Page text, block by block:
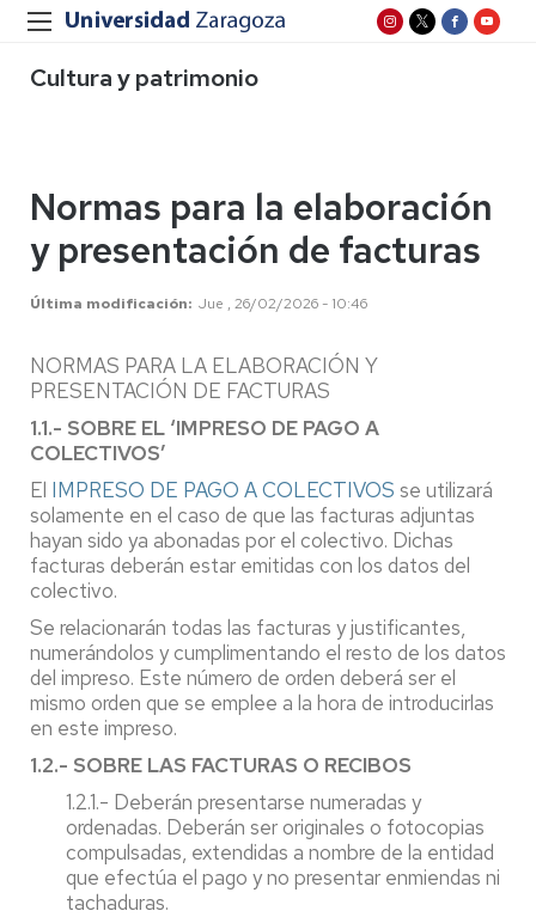
Cultura y patrimonio
Normas para la elaboración
y presentación de facturas
Última modificación Jue , 26/02/2026 - 10:46
NORMAS PARA LA ELABORACIÓN Y
PRESENTACIÓN DE FACTURAS
1.1.- SOBRE EL ‘IMPRESO DE PAGO A
COLECTIVOS’
El IMPRESO DE PAGO A COLECTIVOS se utilizará
solamente en el caso de que las facturas adjuntas
hayan sido ya abonadas por el colectivo. Dichas
facturas deberán estar emitidas con los datos del
colectivo.
Se relacionarán todas las facturas y justificantes,
numerándolos y cumplimentando el resto de los datos
del impreso. Este número de orden deberá ser el
mismo orden que se emplee a la hora de introducirlas
en este impreso.
1.2.- SOBRE LAS FACTURAS O RECIBOS
1.2.1.- Deberán presentarse numeradas y
ordenadas. Deberán ser originales o fotocopias
compulsadas, extendidas a nombre de la entidad
que efectúa el pago y no presentar enmiendas ni
tachaduras.